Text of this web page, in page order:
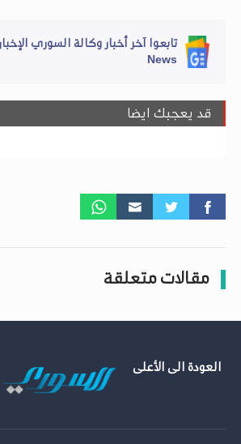
News
قد يعجبك ايضا
مقالات متعلقة
العودة الى الأعلى